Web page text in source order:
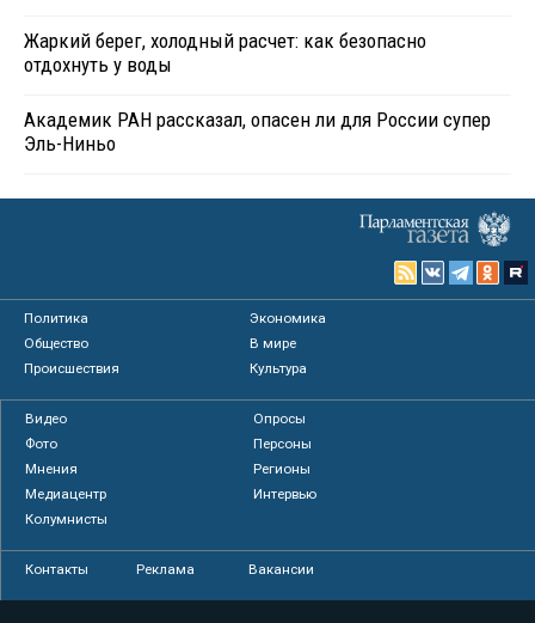
Жаркий берег, холодный расчет: как безопасно
отдохнуть у воды
Академик РАН рассказал, опасен ли для России супер
Эль-Ниньо
Политика
Экономика
Общество
В мире
Происшествия
Культура
Видео
Опросы
Фото
Персоны
Мнения
Регионы
Медиацентр
Интервью
Колумнисты
Контакты Реклама Вакансии